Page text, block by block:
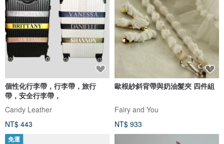
個性化行李帶，行李帶，旅行
帶，安全行李帶，
Candy Leather
NT$ 443
歐根紗斜背帶與奶油髮夾 四件組
Fairy and You
NT$ 933
免運